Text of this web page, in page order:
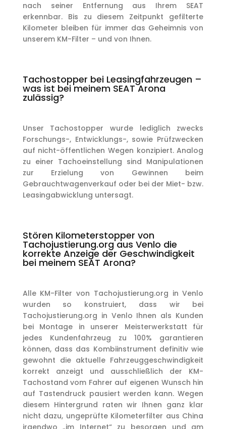
nach seiner Entfernung aus Ihrem SEAT
erkennbar. Bis zu diesem Zeitpunkt gefilterte
Kilometer bleiben für immer das Geheimnis von
unserem KM-Filter – und von Ihnen.
Tachostopper bei Leasingfahrzeugen –
was ist bei meinem SEAT Arona
zulässig?
Unser Tachostopper wurde lediglich zwecks
Forschungs-, Entwicklungs-, sowie Prüfzwecken
auf nicht-öffentlichen Wegen konzipiert. Analog
zu einer Tachoeinstellung sind Manipulationen
zur Erzielung von Gewinnen beim
Gebrauchtwagenverkauf oder bei der Miet- bzw.
Leasingabwicklung untersagt.
Stören Kilometerstopper von
Tachojustierung.org aus Venlo die
korrekte Anzeige der Geschwindigkeit
bei meinem SEAT Arona?
Alle KM-Filter von Tachojustierung.org in Venlo
wurden so konstruiert, dass wir bei
Tachojustierung.org in Venlo Ihnen als Kunden
bei Montage in unserer Meisterwerkstatt für
jedes Kundenfahrzeug zu 100% garantieren
können, dass das Kombiinstrument definitiv wie
gewohnt die aktuelle Fahrzeuggeschwindigkeit
korrekt anzeigt und ausschließlich der KM-
Tachostand vom Fahrer auf eigenen Wunsch hin
auf Tastendruck pausiert werden kann. Wegen
diesem Hintergrund raten wir Ihnen ganz klar
nicht dazu, ungeprüfte Kilometerfilter aus China
irgendwo „im Internet“ zu besorgen und am